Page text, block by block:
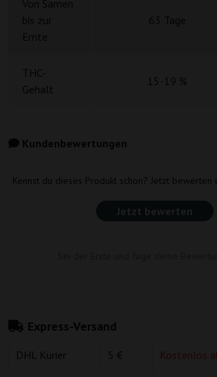
THC-
Gehalt
15-19 %
Kundenbewertungen
Kennst du dieses Produkt schon? Jetzt bewerten
Jetzt bewerten
Express-Versand
DHL Kurier 5 € Kostenlos